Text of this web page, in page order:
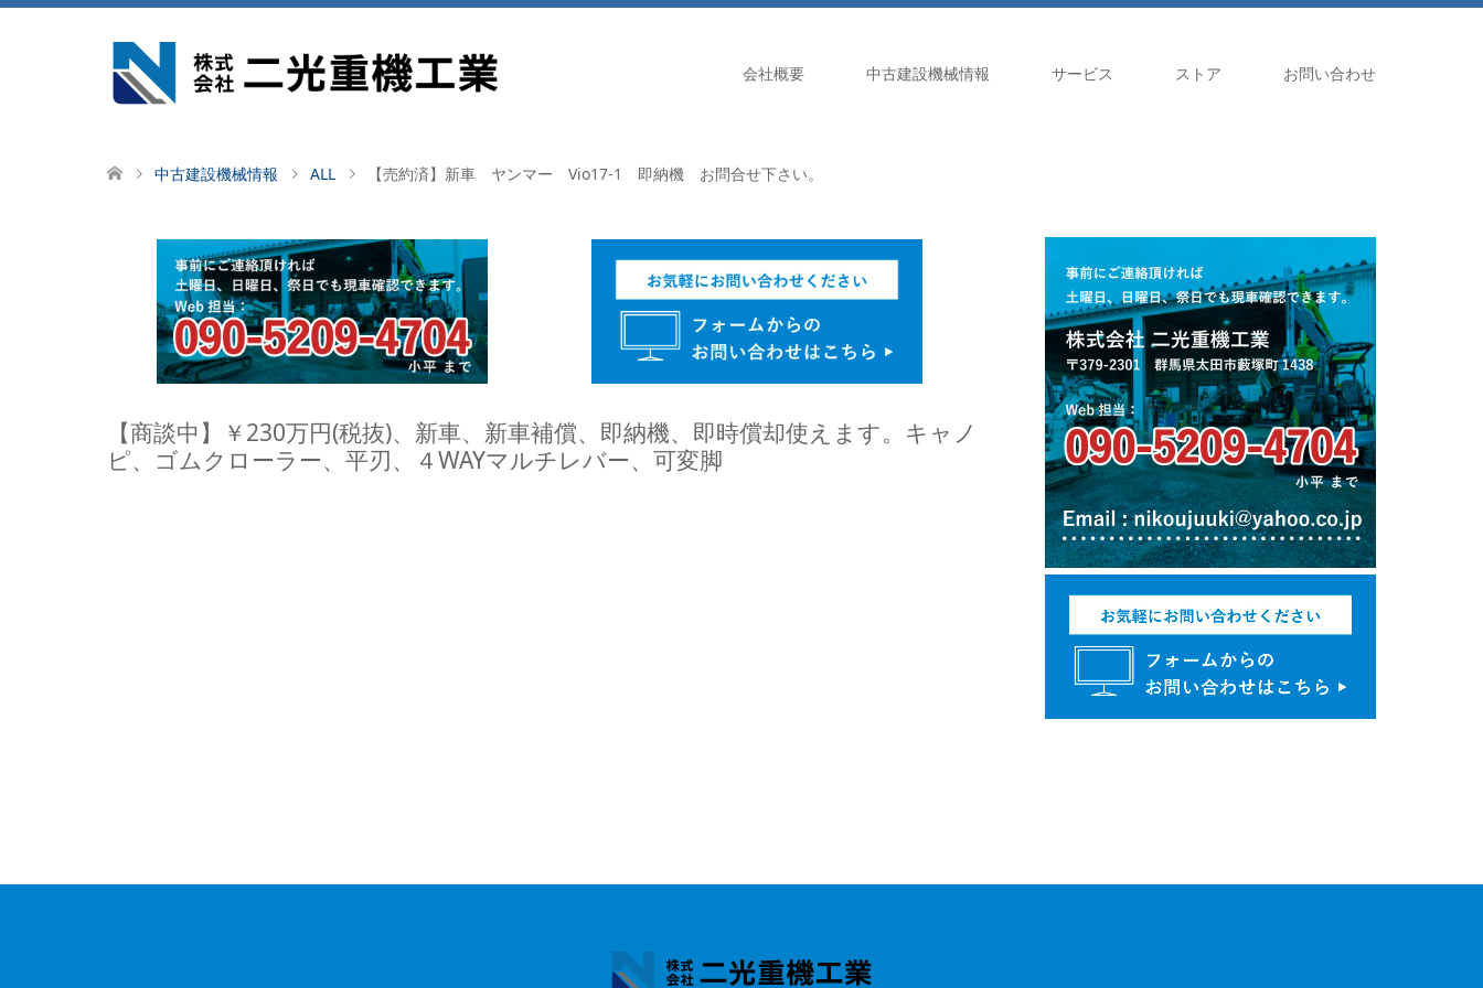
会社概要 中古建設機械情報 サービス ストア お問い合わせ
中古建設機械情報 ALL 【売約済】新車 ヤンマー Vio17-1 即納機 お問合せ下さい。
【商談中】￥230万円(税抜)、新車、新車補償、即納機、即時償却使えます。キャノ
ピ、ゴムクローラー、平刃、４WAYマルチレバー、可変脚